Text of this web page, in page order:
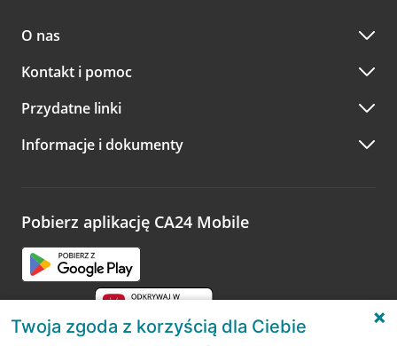
O nas
Kontakt i pomoc
Przydatne linki
Informacje i dokumenty
Pobierz aplikację CA24 Mobile
Twoja zgoda z korzyścią dla Ciebie